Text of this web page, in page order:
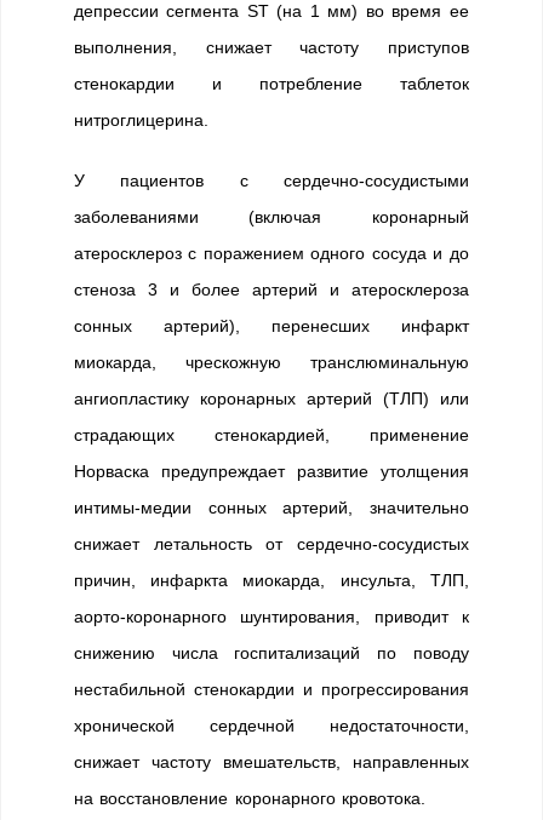
депрессии сегмента ST (на 1 мм) во время ее
выполнения, снижает частоту приступов
стенокардии и потребление таблеток
нитроглицерина.
У пациентов с сердечно-сосудистыми
заболеваниями (включая коронарный
атеросклероз с поражением одного сосуда и до
стеноза 3 и более артерий и атеросклероза
сонных артерий), перенесших инфаркт
миокарда, чрескожную транслюминальную
ангиопластику коронарных артерий (ТЛП) или
страдающих стенокардией, применение
Норваска предупреждает развитие утолщения
интимы-медии сонных артерий, значительно
снижает летальность от сердечно-сосудистых
причин, инфаркта миокарда, инсульта, ТЛП,
аорто-коронарного шунтирования, приводит к
снижению числа госпитализаций по поводу
нестабильной стенокардии и прогрессирования
хронической сердечной недостаточности,
снижает частоту вмешательств, направленных
на восстановление коронарного кровотока.